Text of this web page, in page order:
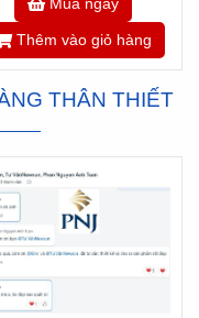
Mua ngay
Thêm vào giỏ hàng
THÂN THIẾT